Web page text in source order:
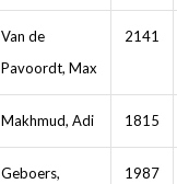
Van de
Pavoordt, Max
2141
Makhmud, Adi 1815
Geboers,
1987